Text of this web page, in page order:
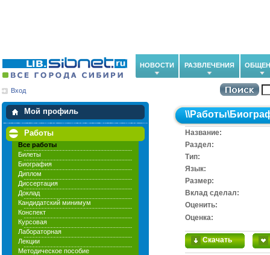
НОВОСТИ РАЗВЛЕЧЕНИЯ
Вход
Мой профиль
Мои закладки
Работы
Все работы
Билеты
Биография
Диплом
Диссертация
Доклад
Кандидатский минимум
Конспект
Курсовая
Лабораторная
Лекции
Методическое пособие
\\Работы\
Название:
Раздел:
Тип:
Язык:
Размер:
Вклад сделал:
Оценить:
Оценка:
Скачать